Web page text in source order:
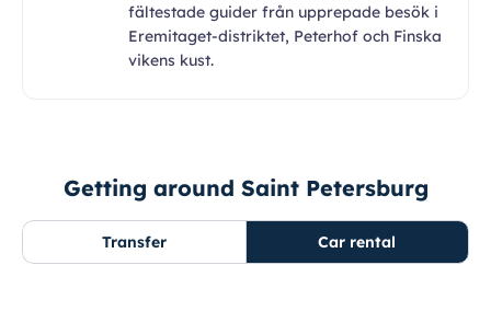
fältestade guider från upprepade besök i
Eremitaget-distriktet, Peterhof och Finska
vikens kust.
Getting around Saint Petersburg
Transfer Car rental